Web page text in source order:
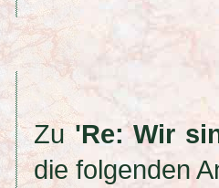
Zu'Re: Wir
die folgenden